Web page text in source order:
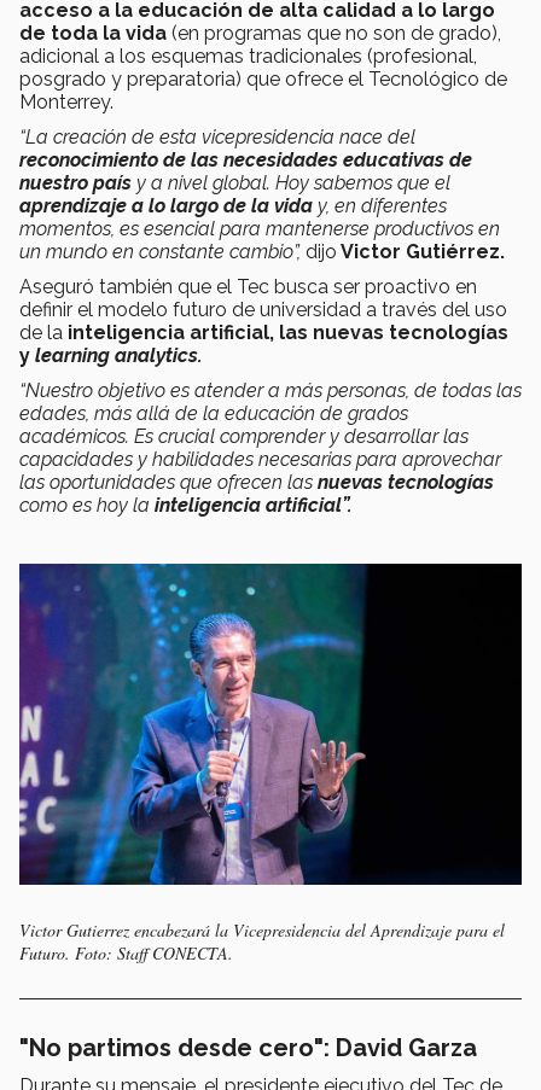
acceso a la educación de alta calidad a lo largo
de toda la vida (en programas que no son de grado),
adicional a los esquemas tradicionales (profesional,
posgrado y preparatoria) que ofrece el Tecnológico de
Monterrey.
“La creación de esta vicepresidencia nace del
reconocimiento de las necesidades educativas de
nuestro país y a nivel global. Hoy sabemos que el
aprendizaje a lo largo de la vida y, en diferentes
momentos, es esencial para mantenerse productivos en
un mundo en constante cambio”, dijo Victor Gutiérrez.
Aseguró también que el Tec busca ser proactivo en
definir el modelo futuro de universidad a través del uso
de la inteligencia artificial, las nuevas tecnologías
y learning analytics.
“Nuestro objetivo es atender a más personas, de todas las
edades, más allá de la educación de grados
académicos. Es crucial comprender y desarrollar las
capacidades y habilidades necesarias para aprovechar
las oportunidades que ofrecen las nuevas tecnologías
como es hoy la inteligencia artificial”.
Victor Gutierrez encabezará la Vicepresidencia del Aprendizaje para el
Futuro. Foto: Staff CONECTA.
"No partimos desde cero": David Garza